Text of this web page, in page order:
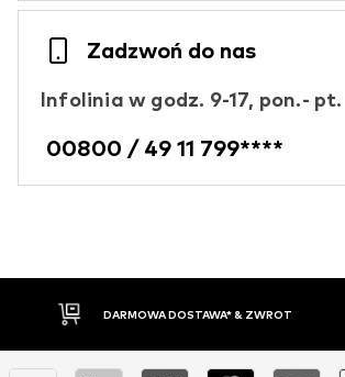
Zadzwoń do nas
Infolinia w godz. 9-17, pon.- pt.
00800 / 49 11 799****
DARMOWA DOSTAWA* & ZWROT